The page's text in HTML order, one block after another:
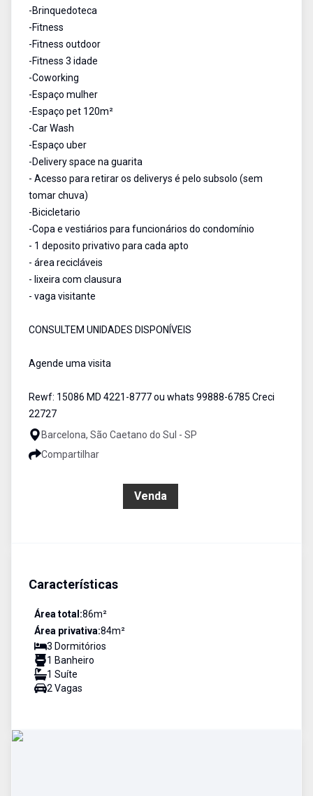
-Brinquedoteca
-Fitness
-Fitness outdoor
-Fitness 3 idade
-Coworking
-Espaço mulher
-Espaço pet 120m²
-Car Wash
-Espaço uber
-Delivery space na guarita
- Acesso para retirar os deliverys é pelo subsolo (sem
tomar chuva)
-Bicicletario
-Copa e vestiários para funcionários do condomínio
- 1 deposito privativo para cada apto
- área recicláveis
- lixeira com clausura
- vaga visitante
CONSULTEM UNIDADES DISPONÍVEIS
Agende uma visita
Rewf: 15086 MD 4221-8777 ou whats 99888-6785 Creci
22727
Barcelona, São Caetano do Sul - SP
Compartilhar
Venda
Características
Área total:86m²
Área privativa:84m²
3 Dormitórios
1 Banheiro
1 Suíte
2 Vagas